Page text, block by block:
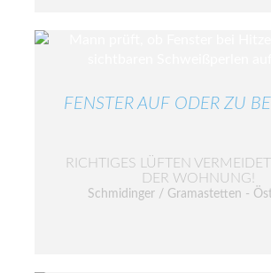
FENSTER AUF ODER ZU
RICHTIGES LÜFTEN
DER WOHNUNG!
Schmidinger / Gramastetten -